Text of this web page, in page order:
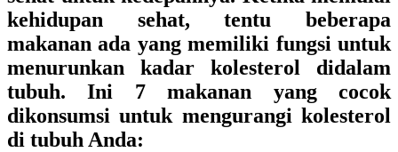
kehidupan sehat, tentu beberapa
makanan ada yang memiliki fungsi untuk
menurunkan kadar kolesterol didalam
tubuh. Ini 7 makanan yang cocok
dikonsumsi untuk mengurangi kolesterol
di tubuh Anda: